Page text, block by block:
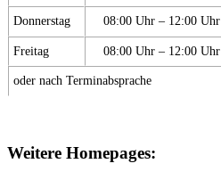
Donnerstag 08:00 Uhr – 12:00 Uhr
Freitag 08:00 Uhr – 12:00 Uhr
oder nach Terminabsprache
Weitere Homepages: